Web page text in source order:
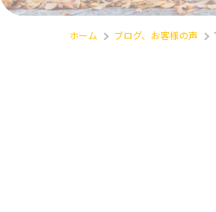
ホーム ブログ、お客様の声